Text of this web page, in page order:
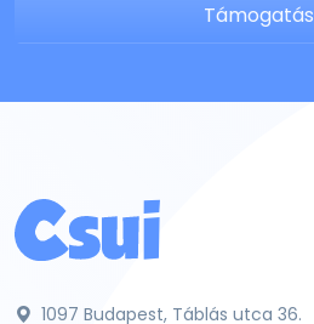
Támogatás
1097 Budapest, Táblás utca 36.